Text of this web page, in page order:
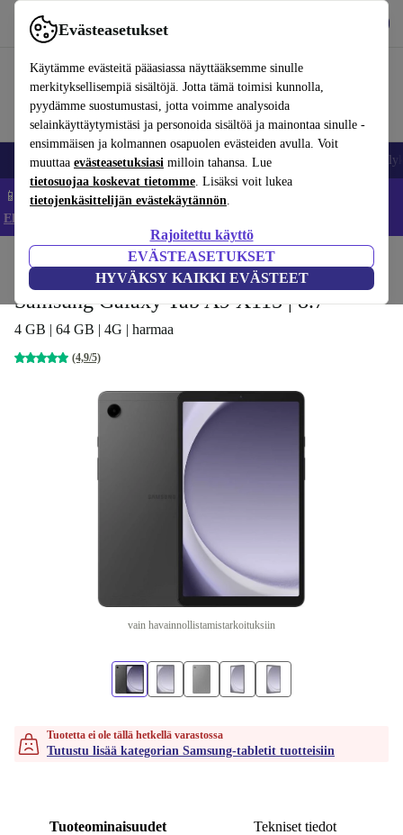
Evästeasetukset
Käytämme evästeitä pääasiassa näyttääksemme sinulle
merkityksellisempiä sisältöjä. Jotta tämä toimisi kunnolla,
pyydämme suostumustasi, jotta voimme analysoida
selainkäyttäytymistäsi ja personoida sisältöä ja mainontaa sinulle -
ensimmäisen ja kolmannen osapuolen evästeiden avulla. Voit
muuttaa evästeasetuksiasi milloin tahansa. Lue
tietosuojaa koskevat tietomme. Lisäksi voit lukea
tietojenkäsittelijän evästekäytännön.
Rajoitettu käyttö
EVÄSTEASETUKSET
HYVÄKSY KAIKKI EVÄSTEET
Käytä refurbed-palvelua nopeasti ja helposti
Matkapuhelimet ja älypuhelimet Kannettavat tietokoneet
📱 Säästä 5 % LISÄÄ iPhoneista – Koodi: IPHONEDEAL –
Ehdot ja säännöt
Samsung-tabletit
Samsung Galaxy Tab A9 X115 | 8.7"
4 GB | 64 GB | 4G | harmaa
(4,9/5)
vain havainnollistamistarkoituksiin
Tuotetta ei ole tällä hetkellä varastossa
Tutustu lisää kategorian Samsung-tabletit tuotteisiin
Tuoteominaisuudet Tekniset tiedot